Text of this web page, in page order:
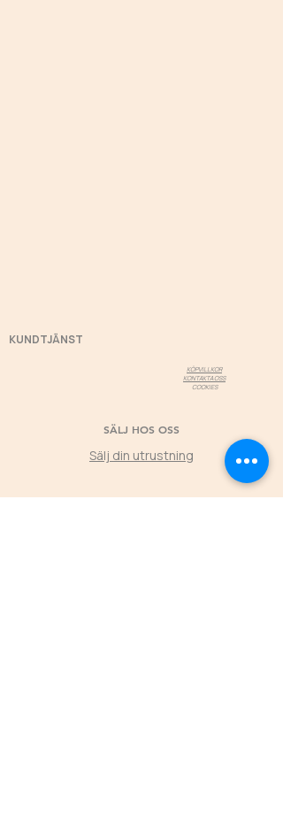
KUNDTJÄNST
KÖPVILLKOR
KONTAKTA OSS
COOKIES
SÄLJ HOS OSS
Sälj din utrustning
©2025 by Second Horse